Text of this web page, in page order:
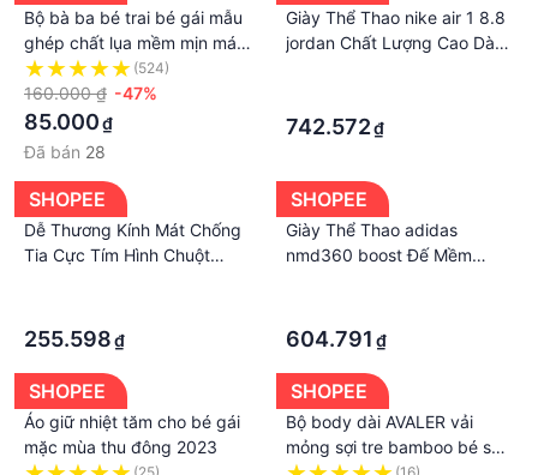
Bộ bà ba bé trai bé gái mẫu
ghép chất lụa mềm mịn mát
size 8 - 35ky/ Đồ bà ba cho
bé tặng kèm khăn rằn
(524)
160.000 ₫ -47%
85.000₫
Đã bán 28
Giày Thể Thao nike air 1 8.8
jordan Chất Lượng Cao Dành
742.572₫
SHOPEE
Dễ Thương Kính Mát Chống
Tia Cực Tím Hình Chuột
255.598₫
SHOPEE
Giày Thể Thao adidas
nmd360 boost Đế Mềm
604.791 ₫
SHOPEE
Áo giữ nhiệt tăm cho bé gái
mặc mùa thu đông 2023
SHOPEE
Bộ body dài AVALER vải
mỏng sợi tre bamboo bé sơ